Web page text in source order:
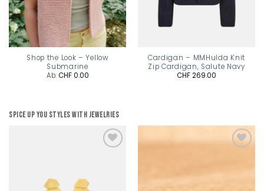
Shop the Look – Yellow
Submarine
Ab:CHF0.00
Cardigan – MMHulda Knit
Zip Cardigan, Salute Navy
CHF269.00
Spice up you styles with jewelries